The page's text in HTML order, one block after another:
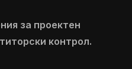
за проектен
контрол.